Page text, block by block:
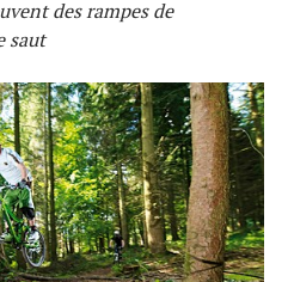
des rampes de
saut